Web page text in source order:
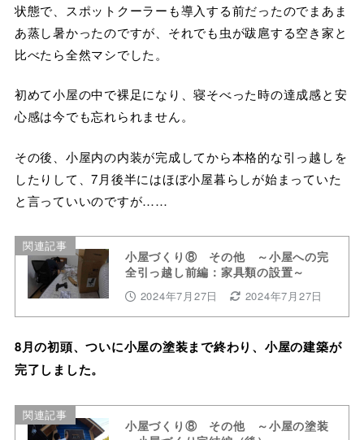
状態で、スポットクーラーも導入する前だったのでまあま
あ蒸し暑かったのですが、それでも虫が跋扈する空き家と
比べたら全然マシでした。
初めて小屋の中で裸足になり、寝そべった時の達成感と安
心感は今でも忘れられません。
その後、小屋内の内装が完成してから本格的な引っ越しを
したりして、7月後半にはほぼ小屋暮らしが始まっていた
と言っていいのですが……
関連記事
小屋づくり⑧ その他 ～小屋への完
全引っ越し前編：家具類の設置～
2024年7月27日 2024年7月27日
8月の初頭、ついに小屋の塗装まで終わり、小屋の建築が
完了しました。
関連記事
小屋づくり⑧ その他 ～小屋の塗装